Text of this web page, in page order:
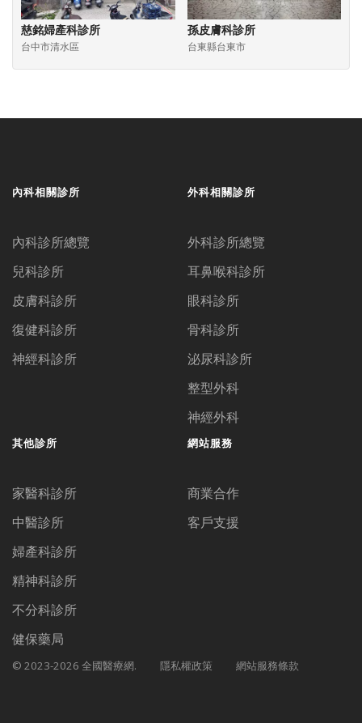
慈銘婦產科診所
台中市清水區
孫皮膚科診所
台東縣台東市
內科相關診所
內科診所總覽
兒科診所
皮膚科診所
復健科診所
神經科診所
外科相關診所
外科診所總覽
耳鼻喉科診所
眼科診所
骨科診所
泌尿科診所
整型外科
神經外科
其他診所
家醫科診所
中醫診所
婦產科診所
精神科診所
不分科診所
健保藥局
網站服務
商業合作
客戶支援
© 2023-2026 全國醫療網. 隱私權政策 網站服務條款